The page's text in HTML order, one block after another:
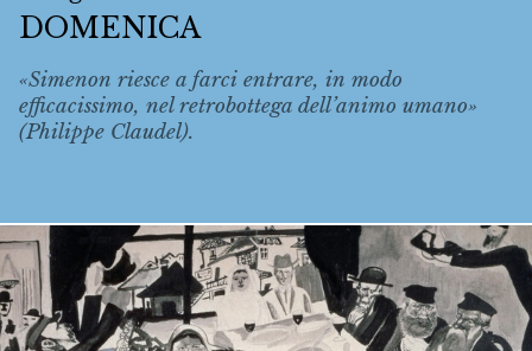
DOMENICA
«Simenon riesce a farci entrare, in modo
efficacissimo, nel retrobottega dell’animo umano»
(Philippe Claudel).